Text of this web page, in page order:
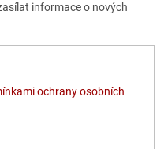
informace o nových
ochrany osobních